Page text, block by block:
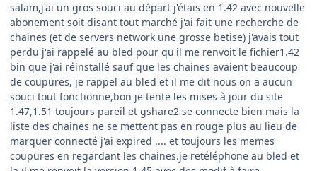
salam,j'ai un gros souci au départ j'étais en 1.42 avec nouvelle
abonement soit disant tout marché j'ai fait une recherche de
chaines (et de servers network une grosse betise) j'avais tout
perdu j'ai rappelé au bled pour qu'il me renvoit le fichier1.42
bin que j'ai réinstallé sauf que les chaines avaient beaucoup
de coupures, je rappel au bled et il me dit nous on a aucun
souci tout fonctionne,bon je tente les mises à jour du site
1.47,1.51 toujours pareil et gshare2 se connecte bien mais la
liste des chaines ne se mettent pas en rouge plus au lieu de
marquer connecté j'ai expired .... et toujours les memes
coupures en regardant les chaines.je retéléphone au bled et